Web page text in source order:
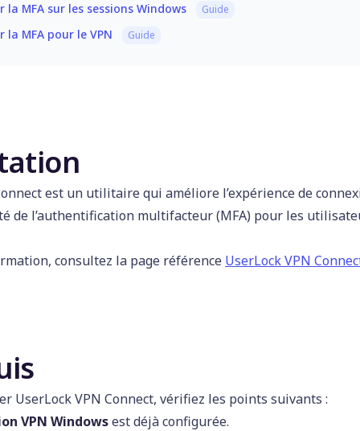
la MFA sur les sessions Windows Guide
la MFA pour le VPN Guide
est un utilitaire qui améliore l’expérience de
de l’authentification multifacteur (MFA) pour les
consultez la page référence UserLock VPN
UserLock VPN Connect, vérifiez les points suivants :
VPN Windowsest déjà configurée.